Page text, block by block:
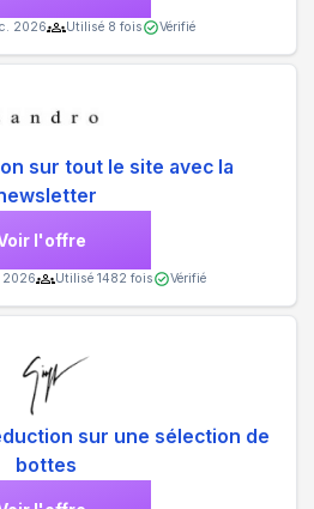
2026 Utilisé 8 fois Vérifié
sur tout le site avec la
l'offre
2026 Utilisé 1482 fois Vérifié
sur une sélection de
bottes